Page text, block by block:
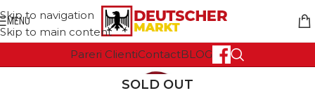
Skip to navigation
Skip to main content
MENU
Pareri ClientiContactBLOG
SOLD OUT